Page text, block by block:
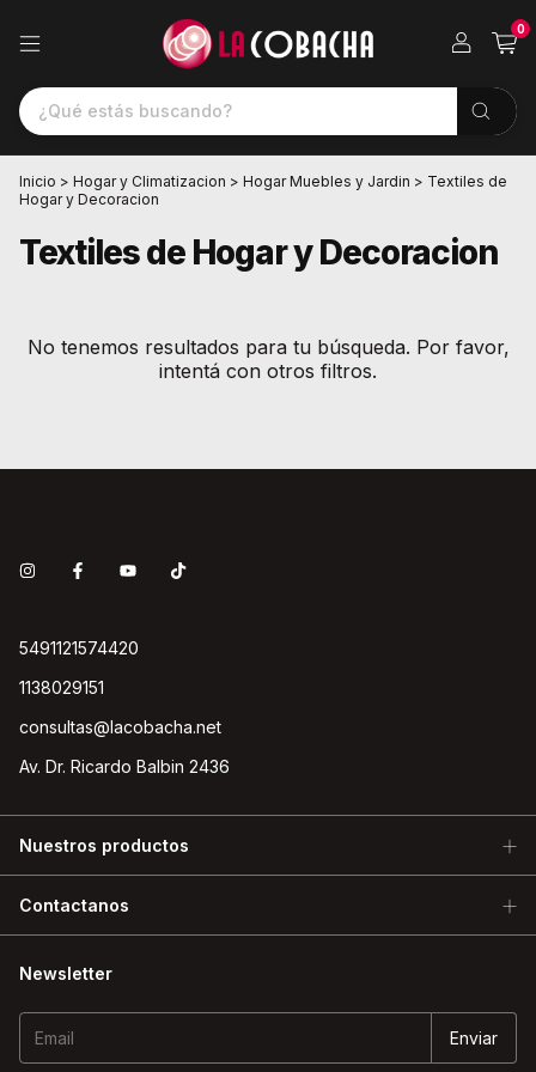
0
Inicio > Hogar y Climatizacion > Hogar Muebles y Jardin > Textiles de
Hogar y Decoracion
Textiles de Hogar y Decoracion
No tenemos resultados para tu búsqueda. Por favor,
intentá con otros filtros.
5491121574420
1138029151
consultas@lacobacha.net
Av. Dr. Ricardo Balbin 2436
Nuestros productos
Contactanos
Newsletter